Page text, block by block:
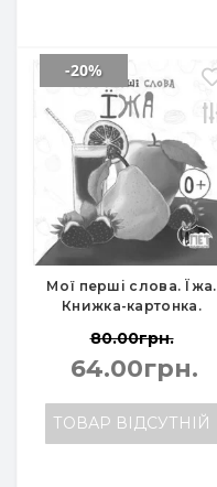
Мої перші слова. Їжа.
Книжка-картонка.
-20%
80.00грн.
64.00грн.
ТОВАР ВІДСУТНІЙ